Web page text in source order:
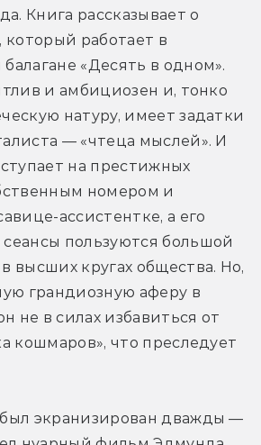
Книга рассказывает о
который работает в
«Десять в одном».
и амбициозен и, тонко
натуру, имеет задатки
— «чтеца мыслей». И
на престижных
номером и
ассистентке, а его
пользуются большой
высших кругах общества. Но,
грандиозную аферу в
не в силах избавиться от
кошмаров», что преследует
экранизирован дважды —